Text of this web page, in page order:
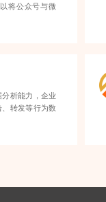
将公众号与微
析能力，企业
转发等行为数